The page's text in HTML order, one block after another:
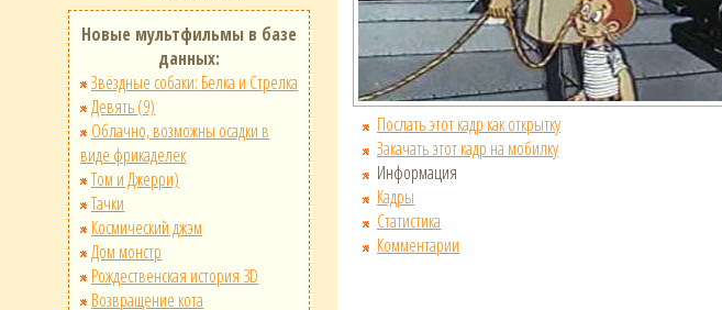
Новые мультфильмы в базе
данных:
Звёздные собаки: Белка и Стрелка
Девять (9)
Облачно, возможны осадки в
виде фрикаделек
Том и Джерри)
Тачки
Космический джэм
Дом монстр
Рождественская история 3D
Возвращение кота
Послать этот кадр как открытку
Закачать этот кадр на мобилку
Информация
Кадры
Статистика
Комментарии